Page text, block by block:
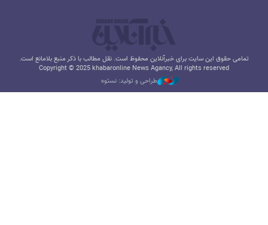
تمامی حقوق این سایت برای خبرآنلاین محفوظ است. نقل مطالب با ذکر منبع بلامانع است.
Copyright © 2025 khabaronline News Agancy, All rights reserved
طراحی و تولید: نستوه